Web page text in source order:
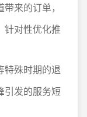
来的订单，
针对性优化推
特殊时期的退
引发的服务短